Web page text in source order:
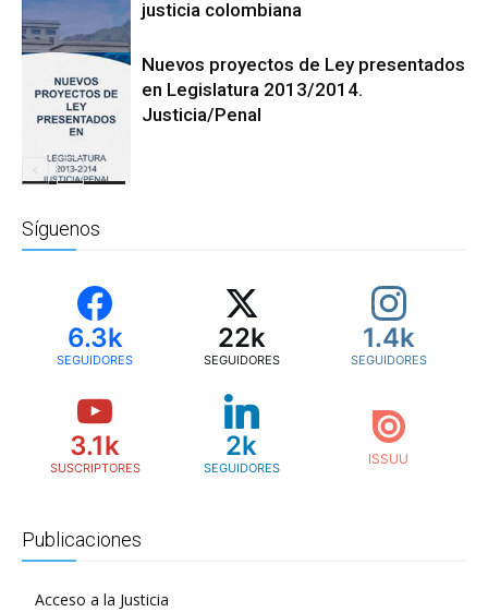
Reforma a La
Justicia
justicia colombiana
Reforma a La
Nuevos proyectos de Ley presentados
en Legislatura 2013/2014.
Justicia/Penal
Síguenos
6.3k
SEGUIDORES
22k
SEGUIDORES
1.4k
SEGUIDORES
3.1k
SUSCRIPTORES
2k
SEGUIDORES
Publicaciones
Acceso a la Justicia